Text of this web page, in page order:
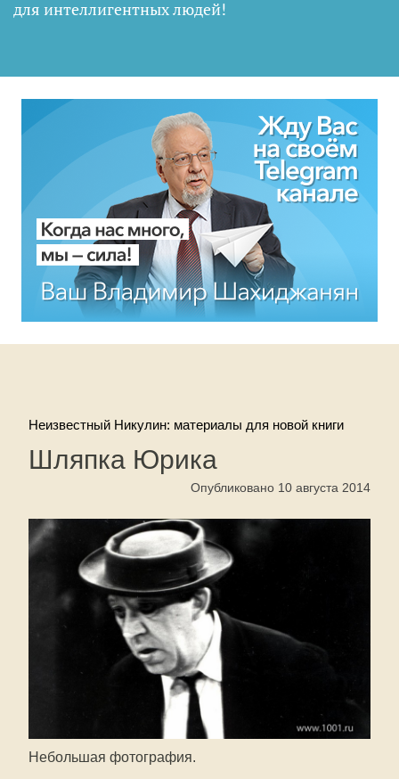
для интеллигентных людей!
Неизвестный Никулин: материалы для новой книги
Шляпка Юрика
Опубликовано 10 августа 2014
Небольшая фотография.